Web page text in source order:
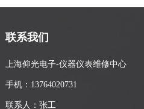
联系我们
上海仰光电子-仪器仪表维修中心
手机：13764020731
联系人：张工